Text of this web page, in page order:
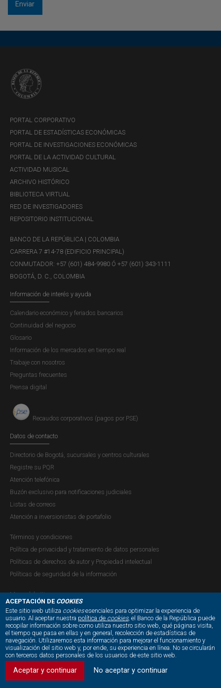
ACEPTACIÓN DE COOKIES
Este sitio web utiliza cookiesesenciales para optimizar la experiencia de
usuario. Al aceptar nuestra política de cookies, el Banco de la República puede
recopilar información sobre como utiliza nuestro sitio web, qué páginas visita,
el tiempo que pasa en ellas y en general, recolección de estadísticas de
navegación. Utilizaremos esta información para mejorar el funcionamiento y
visualización del sitio web y, por ende, su experiencia en línea. No se circularán
con terceros datos personales de los usuarios de este sitio web.
Aceptar y continuar No aceptar y continuar
PORTAL CORPORATIVO
PORTAL DE ESTADÍSTICAS ECONÓMICAS
PORTAL DE INVESTIGACIONES ECONÓMICAS
PORTAL DE LA ACTIVIDAD CULTURAL
ACTIVIDAD MUSICAL
ARCHIVO HISTÓRICO
BIBLIOTECA VIRTUAL
RED DE INVESTIGADORES
REPOSITORIO INSTITUCIONAL
BANCO DE LA REPÚBLICA | COLOMBIA
CARRERA 7 #14-78 (EDIFICIO PRINCIPAL)
CONMUTADOR: +57 (601) 484-9980 Ó +57 (601) 343-1111
BOGOTÁ, D. C., COLOMBIA
Información de interés y ayuda
Calendario económico y feriados bancarios
Continuidad del negocio
Glosario
Información de los mercados en tiempo real
Trabaje con nosotros
Preguntas frecuentes
Prensa digital
Recaudos corporativos (pagos por PSE)
Datos de contacto
Directorio de Bogotá, sucursales y centros culturales
Registre su PQR
Atención telefónica
Buzón exclusivo para notificaciones judiciales
Listas de correos
Atención a inversionistas de portafolio
Términos y condiciones
Política de privacidad y tratamiento de datos personales
Políticas de derechos de autor y Propiedad intelectual
Políticas de seguridad de la información
Mapa del sitio
NUESTRAS REDES SOCIALES: